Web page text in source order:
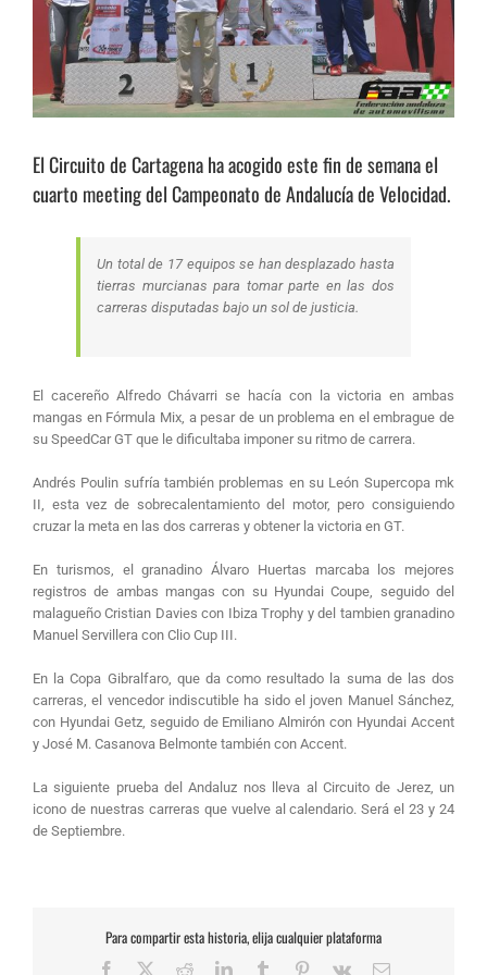
El Circuito de Cartagena ha acogido este fin de semana el
cuarto meeting del Campeonato de Andalucía de Velocidad.
Un total de 17 equipos se han desplazado hasta
tierras murcianas para tomar parte en las dos
carreras disputadas bajo un sol de justicia.
El cacereño Alfredo Chávarri se hacía con la victoria en ambas
mangas en Fórmula Mix, a pesar de un problema en el embrague de
su SpeedCar GT que le dificultaba imponer su ritmo de carrera.
Andrés Poulin sufría también problemas en su León Supercopa mk
II, esta vez de sobrecalentamiento del motor, pero consiguiendo
cruzar la meta en las dos carreras y obtener la victoria en GT.
En turismos, el granadino Álvaro Huertas marcaba los mejores
registros de ambas mangas con su Hyundai Coupe, seguido del
malagueño Cristian Davies con Ibiza Trophy y del tambien granadino
Manuel Servillera con Clio Cup III.
En la Copa Gibralfaro, que da como resultado la suma de las dos
carreras, el vencedor indiscutible ha sido el joven Manuel Sánchez,
con Hyundai Getz, seguido de Emiliano Almirón con Hyundai Accent
y José M. Casanova Belmonte también con Accent.
La siguiente prueba del Andaluz nos lleva al Circuito de Jerez, un
icono de nuestras carreras que vuelve al calendario. Será el 23 y 24
de Septiembre.
Para compartir esta historia, elija cualquier plataforma
Facebook RedditLinkedInTumblr Pinterest
Vk
Correo